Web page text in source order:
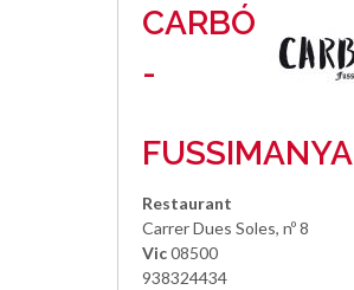
CARBÓ
-
FUSSIMANYA
Restaurant
Carrer Dues Soles, nº 8
Vic08500
938324434